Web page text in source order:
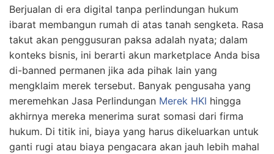
Berjualan di era digital tanpa perlindungan hukum
ibarat membangun rumah di atas tanah sengketa. Rasa
takut akan penggusuran paksa adalah nyata; dalam
konteks bisnis, ini berarti akun marketplace Anda bisa
di-banned permanen jika ada pihak lain yang
mengklaim merek tersebut. Banyak pengusaha yang
meremehkan Jasa Perlindungan Merek HKI hingga
akhirnya mereka menerima surat somasi dari firma
hukum. Di titik ini, biaya yang harus dikeluarkan untuk
ganti rugi atau biaya pengacara akan jauh lebih mahal